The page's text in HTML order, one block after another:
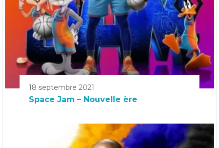
18 septembre 2021
Space Jam – Nouvelle ère